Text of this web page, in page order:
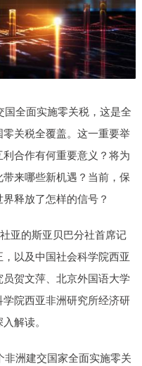
全面实施零关税，这是全
关税全覆盖。这一重要举
合作有何重要意义？将为
来哪些新机遇？当前，保
释放了怎样的信号？
亚的斯亚贝巴分社首席记
以及中国社会科学院西亚
贺文萍、北京外国语大学
院西亚非洲研究所经济研
解读。
洲建交国家全面实施零关